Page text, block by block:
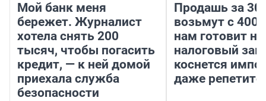
Мой банк меня
бережет. Журналист
хотела снять 200
тысяч, чтобы погасить
кредит, — к ней домой
приехала служба
безопасности
Продашь за
возьмут с
нам готовит
налоговый
коснется
даже